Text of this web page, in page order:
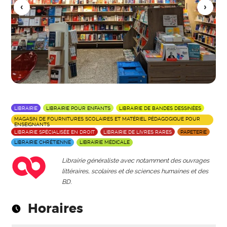
LIBRAIRIE LIBRAIRIE POUR ENFANTS
LIBRAIRIE DE BANDES DESSINÉES
MAGASIN DE FOURNITURES SCOLAIRES ET MATÉRIEL PÉDAGOGIQUE POUR
ENSEIGNANTS
LIBRAIRIE SPÉCIALISÉE EN DROIT
LIBRAIRIE DE LIVRES RARES
PAPETERIE
LIBRAIRIE CHRÉTIENNE
LIBRAIRIE MÉDICALE
Librairie généraliste avec notamment des ouvrages
littéraires, scolaires et de sciences humaines et des
BD.
Horaires